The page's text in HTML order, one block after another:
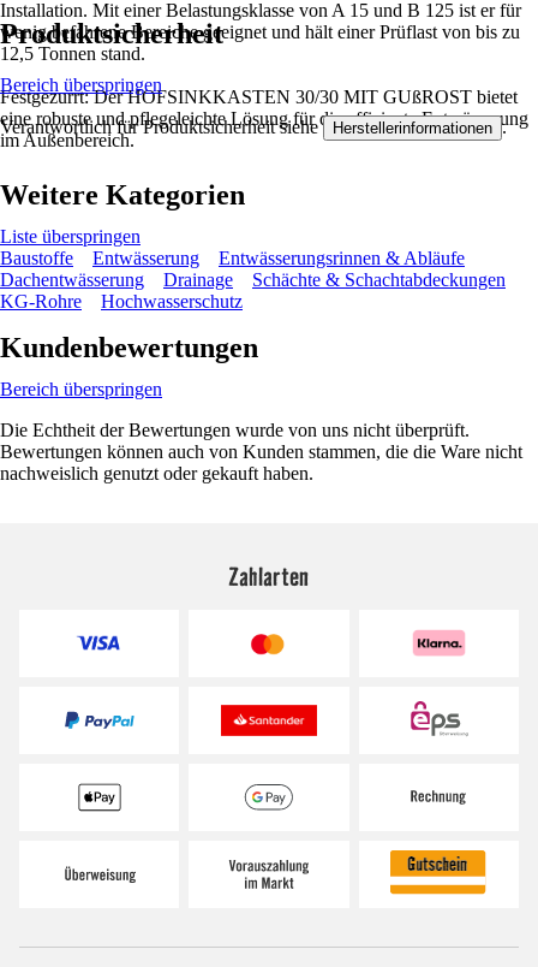
Installation. Mit einer Belastungsklasse von A 15 und B 125 ist er für
wenig befahrene Bereiche geeignet und hält einer Prüflast von bis zu
12,5 Tonnen stand.
Festgezurrt: Der HOFSINKKASTEN 30/30 MIT GUßROST bietet
eine robuste und pflegeleichte Lösung für die effiziente Entwässerung
im Außenbereich.
Produktsicherheit
Bereich überspringen
Verantwortlich für Produktsicherheit siehe Herstellerinformationen .
Weitere Kategorien
Liste überspringen
Baustoffe
Entwässerung
Entwässerungsrinnen & Abläufe
Dachentwässerung
Drainage
Schächte & Schachtabdeckungen
KG-Rohre
Hochwasserschutz
Kundenbewertungen
Bereich überspringen
Die Echtheit der Bewertungen wurde von uns nicht überprüft.
Bewertungen können auch von Kunden stammen, die die Ware nicht
nachweislich genutzt oder gekauft haben.
Zahlarten